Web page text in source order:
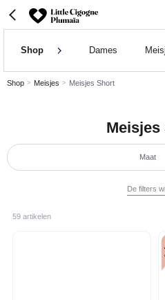
Shop Dames
Shop Meisjes Meisjes Short
Meisjes
Maat
De filters
59 artikelen